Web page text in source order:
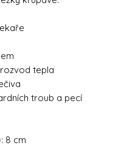
tepla
troub a pecí
8 cm